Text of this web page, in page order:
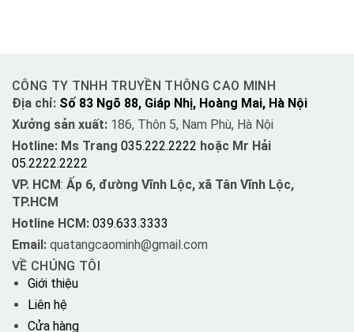
CÔNG TY TNHH TRUYỀN THÔNG CAO MINH
Địa chỉ: Số 83 Ngõ 88, Giáp Nhị, Hoàng Mai, Hà Nội
Xưởng sản xuất: 186, Thôn 5, Nam Phù, Hà Nội
Hotline: Ms Trang 035.222.2222 hoặc Mr Hải
05.2222.2222
VP. HCM: Ấp 6, đường Vĩnh Lộc, xã Tân Vĩnh Lộc,
TP.HCM
Hotline HCM: 039.633.3333
Email: quatangcaominh@gmail.com
VỀ CHÚNG TÔI
Giới thiệu
Liên hệ
Cửa hàng